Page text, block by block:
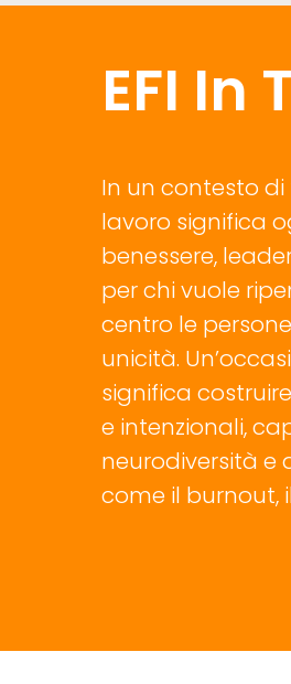
EFI In
In un contesto
lavoro significa
benessere,
per chi vuole
centro le
unicità.
significa
e intenzionali,
neurodiversità e
come il burnout,